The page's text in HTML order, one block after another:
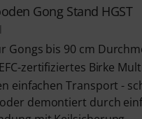
Gong Stand HGST
Gongs bis 90 cm
zertifiziertes Birke
einfachen Transport -
demontiert durch